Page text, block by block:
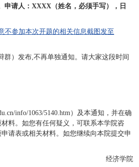
申请人：XXXX（姓名，必须手写），日
不参加本次开题的相关信息截图发至
群）发布,不再单独通知。请大家这段时间
info/1063/5140.htm）及本通知，并在确
料。如您有任何疑义，可联系本学院咨
请表或相关材料。如您继续向本院提交申
经济学院